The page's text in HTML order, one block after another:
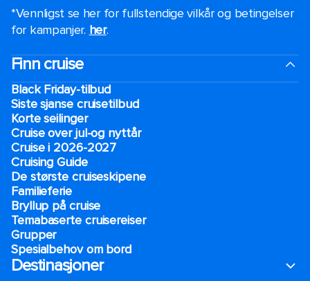
*Vennligst se her for fullstendige vilkår og betingelser
for kampanjer. her.
Finn cruise
Black Friday-tilbud
Siste sjanse cruisetilbud
Korte seilinger
Cruise over jul-og nyttår
Cruise i 2026-2027
Cruising Guide
De største cruiseskipene
Familieferie
Bryllup på cruise
Temabaserte cruisereiser
Grupper
Spesialbehov om bord
Destinasjoner